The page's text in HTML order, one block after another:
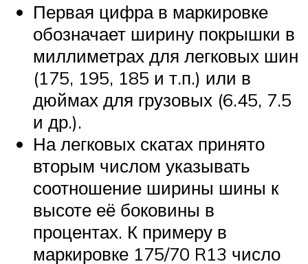
Первая цифра в маркировке
обозначает ширину покрышки в
миллиметрах для легковых шин
(175, 195, 185 и т.п.) или в
дюймах для грузовых (6.45, 7.5
и др.).
На легковых скатах принято
вторым числом указывать
соотношение ширины шины к
высоте её боковины в
процентах. К примеру в
маркировке 175/70 R13 число